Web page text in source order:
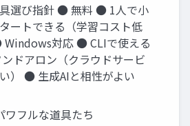
選び指針 ● 無料 ● 1人で小
ートできる（学習コスト低
対応 ● CLIで使える
ドアロン（クラウドサービ
） ● 生成AIと相性がよい
ワフルな道具たち